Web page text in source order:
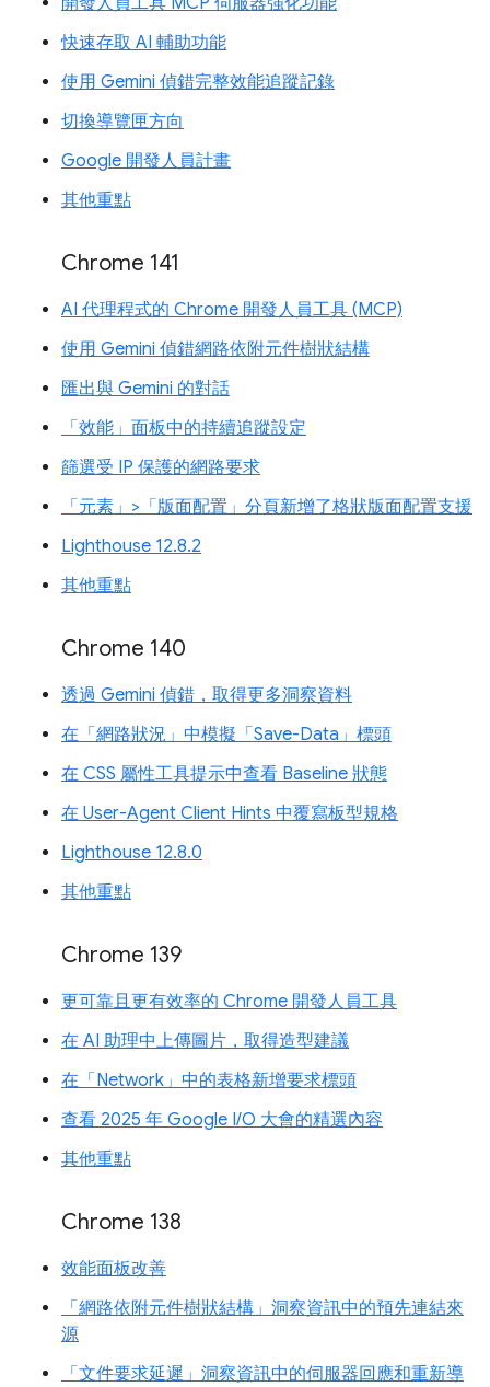
快速存取 AI 輔助功能
使用 Gemini 偵錯完整效能追蹤記錄
切換導覽匣方向
Google 開發人員計畫
其他重點
Chrome 141
AI 代理程式的 Chrome 開發人員工具 (MCP)
使用 Gemini 偵錯網路依附元件樹狀結構
匯出與 Gemini 的對話
「效能」面板中的持續追蹤設定
篩選受 IP 保護的網路要求
「元素」>「版面配置」分頁新增了格狀版面配置支援
Lighthouse 12.8.2
其他重點
Chrome 140
透過 Gemini 偵錯，取得更多洞察資料
在「網路狀況」中模擬「Save-Data」標頭
在 CSS 屬性工具提示中查看 Baseline 狀態
在 User-Agent Client Hints 中覆寫板型規格
Lighthouse 12.8.0
其他重點
Chrome 139
更可靠且更有效率的 Chrome 開發人員工具
在 AI 助理中上傳圖片，取得造型建議
在「Network」中的表格新增要求標頭
查看 2025 年 Google I/O 大會的精選內容
其他重點
Chrome 138
效能面板改善
「網路依附元件樹狀結構」洞察資訊中的預先連結來
源
「文件要求延遲」洞察資訊中的伺服器回應和重新導